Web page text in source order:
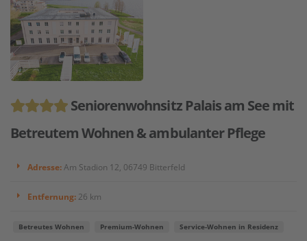
Seniorenwohnsitz Palais am See mit
Betreutem Wohnen & ambulanter Pflege
Adresse:Am Stadion 12, 06749 Bitterfeld
Entfernung: 26 km
Betreutes Wohnen Premium-Wohnen Service-Wohnen in Residenz